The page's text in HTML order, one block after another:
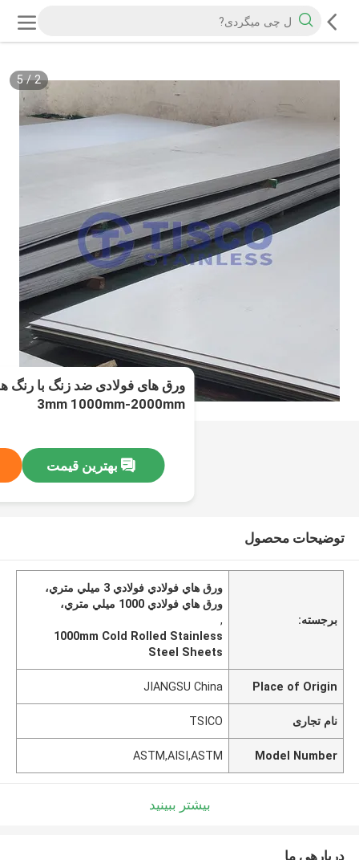
2
/
5
3mm 1000mm-2000mm
بهترین قیمت
توضیحات محصول
برجسته:
ورق هاي فولادي فولادي 3 ميلي متري،
ورق هاي فولادي 1000 ميلي متري،
,
1000mm Cold Rolled Stainless
Steel Sheets
Place of Origin
JIANGSU China
نام تجاری TSICO
Model Number
ASTM,AISI,ASTM
بیشتر ببینید
دربارهی ما